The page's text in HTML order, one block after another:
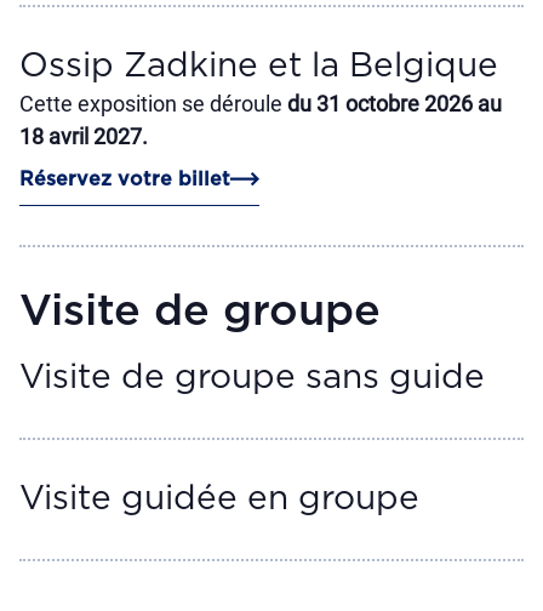
Ossip Zadkine et la Belgique
Cette exposition se déroule du 31 octobre 2026 au
18 avril 2027.
Réservez votre billet
Visite de groupe
Visite de groupe sans guide
Visite guidée en groupe